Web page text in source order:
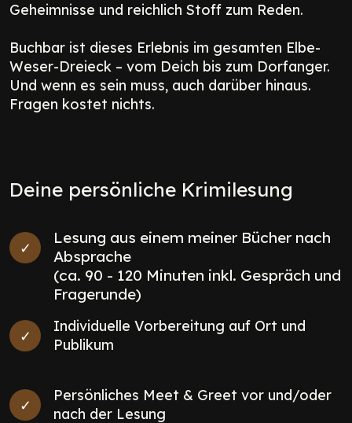
Geheimnisse und reichlich Stoff zum Reden.
Buchbar ist dieses Erlebnis im gesamten Elbe-
Weser-Dreieck – vom Deich bis zum Dorfanger.
Und wenn es sein muss, auch darüber hinaus.
Fragen kostet nichts.
Deine persönliche Krimilesung
Lesung aus einem meiner Bücher nach
Absprache
(ca. 90 - 120 Minuten inkl. Gespräch und
Fragerunde)
Individuelle Vorbereitung auf Ort und
Publikum
Persönliches Meet & Greet vor und/oder
nach der Lesung